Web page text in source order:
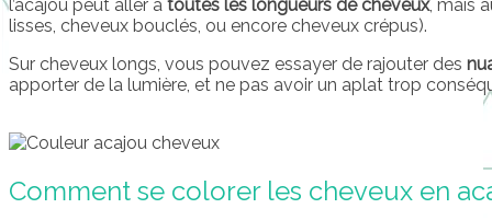
l’acajou peut aller à toutes les longueurs de cheveux, mais
lisses, cheveux bouclés, ou encore cheveux crépus).
Sur cheveux longs, vous pouvez essayer de rajouter des
apporter de la lumière, et ne pas avoir un aplat trop
Comment se colorer les cheveux en